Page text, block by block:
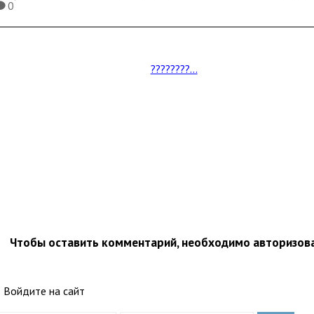
0
????????...
Чтобы оставить комментарий, необходимо
Войдите на сайт